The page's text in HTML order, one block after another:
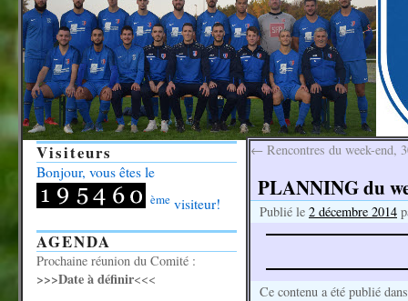
← Rencontres du week-end,
PLANNING du
Publié le 2 décembre 2014
Ce contenu a été publié
Visiteurs
Bonjour, vous êtes le
ème visiteur!
AGENDA
Prochaine réunion du Comité :
>>>Date à définir<<<